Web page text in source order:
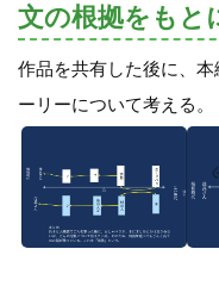
文の根拠をもと
作品を共有した後に、
ーリーについて考える。